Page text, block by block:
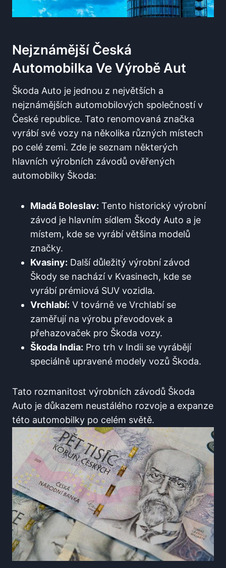
Nejznámější Česká
Automobilka Ve Výrobě Aut
Škoda Auto je jednou z největších a
nejznámějších automobilových společností v
České republice. Tato renomovaná značka
vyrábí své vozy na několika různých místech
po celé zemi. Zde je seznam některých
hlavních výrobních závodů ověřených
automobilky Škoda:
Mladá Boleslav: Tento historický výrobní
závod je hlavním sídlem Škody Auto a je
místem, kde se vyrábí většina modelů
značky.
Kvasiny: Další důležitý výrobní závod
Škody se nachází v Kvasinech, kde se
vyrábí prémiová SUV vozidla.
Vrchlabí: V továrně ve Vrchlabí se
zaměřují na výrobu převodovek a
přehazovaček pro Škoda vozy.
Škoda India: Pro trh v Indii se vyrábějí
speciálně upravené modely vozů Škoda.
Tato rozmanitost výrobních závodů Škoda
Auto je důkazem neustálého rozvoje a expanze
této automobilky po celém světě.